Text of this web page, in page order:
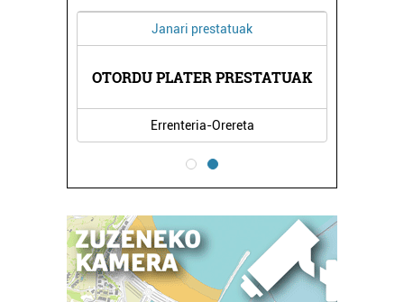
Janari prestatuak
OTORDU PLATER PRESTATUAK
Errenteria-Orereta